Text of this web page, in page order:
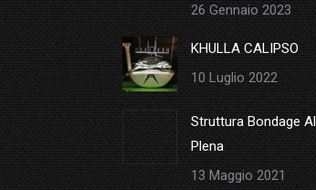
26 Gennaio 2023
KHULLA CALIPSO
10 Luglio 2022
Struttura Bondage
Plena
13 Maggio 2021